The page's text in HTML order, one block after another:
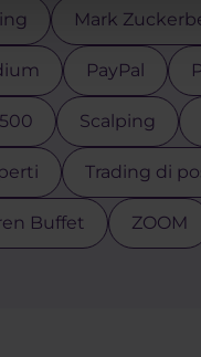
Mark
PayPal
Scalping
Trading di
Buffet ZOOM